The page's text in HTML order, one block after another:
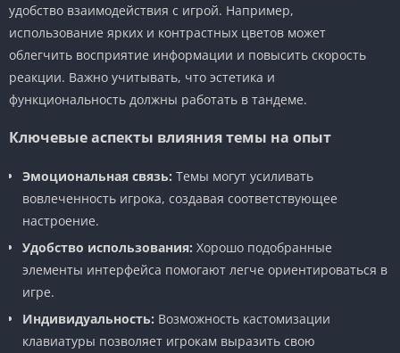
удобство взаимодействия с игрой. Например,
использование ярких и контрастных цветов может
облегчить восприятие информации и повысить скорость
реакции. Важно учитывать, что эстетика и
функциональность должны работать в тандеме.
Ключевые аспекты влияния темы на опыт
Эмоциональная связь: Темы могут усиливать
вовлеченность игрока, создавая соответствующее
настроение.
Удобство использования: Хорошо подобранные
элементы интерфейса помогают легче ориентироваться в
игре.
Индивидуальность: Возможность кастомизации
клавиатуры позволяет игрокам выразить свою